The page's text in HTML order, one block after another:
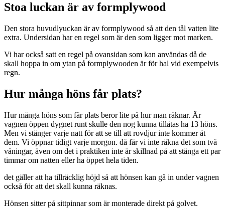
Stoa luckan är av formplywood
Den stora huvudlyuckan är av formplywood så att den tål vatten lite
extra. Undersidan har en regel som är den som ligger mot marken.
Vi har också satt en regel på ovansidan som kan användas då de
skall hoppa in om ytan på formplywooden är för hal vid exempelvis
regn.
Hur många höns får plats?
Hur många höns som får plats beror lite på hur man räknar. Är
vagnen öppen dygnet runt skulle den nog kunna tillåtas ha 13 höns.
Men vi stänger varje natt för att se till att rovdjur inte kommer åt
dem. Vi öppnar tidigt varje morgon. då får vi inte räkna det som två
våningar, även om det i praktiken inte är skillnad på att stänga ett par
timmar om natten eller ha öppet hela tiden.
det gäller att ha tillräcklig höjd så att hönsen kan gå in under vagnen
också för att det skall kunna räknas.
Hönsen sitter på sittpinnar som är monterade direkt på golvet.